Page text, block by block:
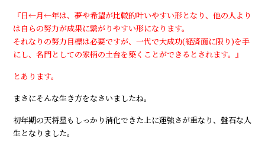
『日←月←年は、夢や希望が比較的叶いやすい形となり、他の人より
は自らの努力が成果に繋がりやすい形になります。
それなりの努力目標は必要ですが、一代で大成功(経済面に限り)を手
にし、名門としての家柄の土台を築くことができるとされます。』
とあります。
まさにそんな生き方をなさいましたね。
初年期の天将星もしっかり消化できた上に運強さが重なり、盤石な人
生となりました。